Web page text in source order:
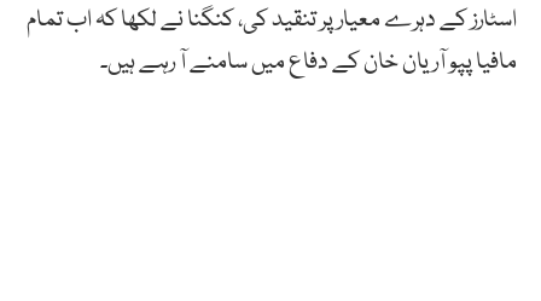
اسٹارز کے دہرے معیار پر تنقید کی، کنگنا نے لکھا کہ اب تمام
مافیا پپو آریان خان کے دفاع میں سامنے آ رہے ہیں۔